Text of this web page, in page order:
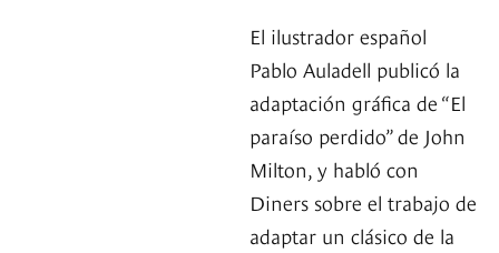
El ilustrador español
Pablo Auladell publicó la
adaptación gráfica de “El
paraíso perdido” de John
Milton, y habló con
Diners sobre el trabajo de
adaptar un clásico de la